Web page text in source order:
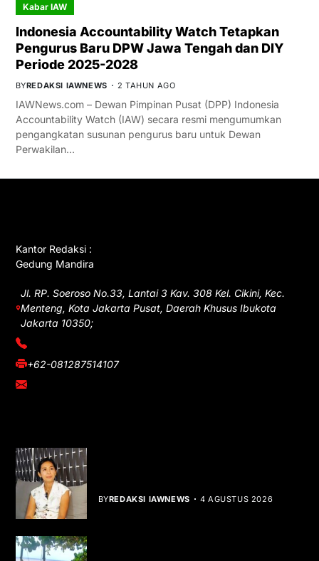
Kabar IAW
Indonesia Accountability Watch Tetapkan
Pengurus Baru DPW Jawa Tengah dan DIY
Periode 2025-2028
BYREDAKSI IAWNEWS 2 TAHUN AGO
IAWNews.com – Dewan Pimpinan Pusat (DPP) Indonesia
Accountability Watch (IAW) secara resmi mengumumkan
pengangkatan susunan pengurus baru untuk Dewan
Perwakilan…
Kantor Redaksi :
Gedung Mandira
Jl. RP. Soeroso No.33, Lantai 3 Kav. 308 Kel. Cikini, Kec.
Menteng, Kota Jakarta Pusat, Daerah Khusus Ibukota
Jakarta 10350;
(021) 3908026
+62-081287514107
adm@iawnews.com
BYREDAKSI IAWNEWS 4 AGUSTUS 2026